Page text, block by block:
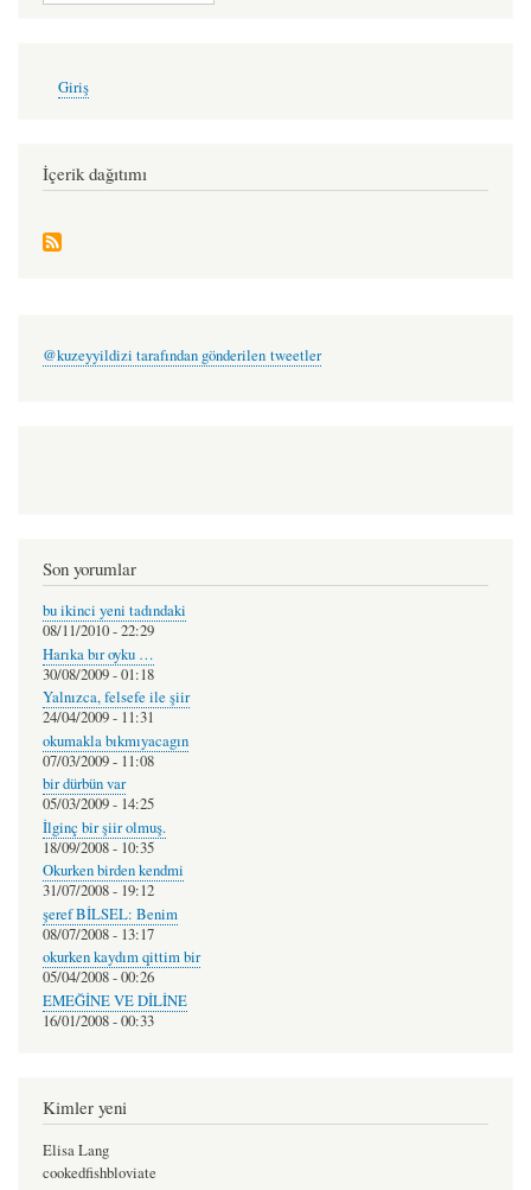
account
Giriş
İçerik dağıtımı
@kuzeyyildizi tarafından gönderilen tweetler
Son yorumlar
bu ikinci yeni tadındaki
08/11/2010 - 22:29
Harıka bır oyku …
30/08/2009 - 01:18
Yalnızca, felsefe ile şiir
24/04/2009 - 11:31
okumakla bıkmıyacagın
07/03/2009 - 11:08
bir dürbün var
05/03/2009 - 14:25
İlginç bir şiir olmuş.
18/09/2008 - 10:35
Okurken birden kendmi
31/07/2008 - 19:12
şeref BİLSEL: Benim
08/07/2008 - 13:17
okurken kaydım qittim bir
05/04/2008 - 00:26
EMEĞİNE VE DİLİNE
16/01/2008 - 00:33
Kimler yeni
Elisa Lang
cookedfishbloviate